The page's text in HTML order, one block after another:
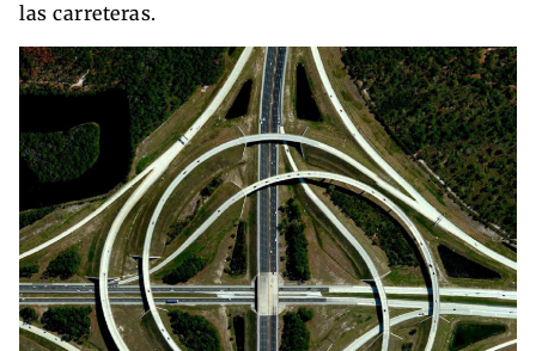
las carreteras.